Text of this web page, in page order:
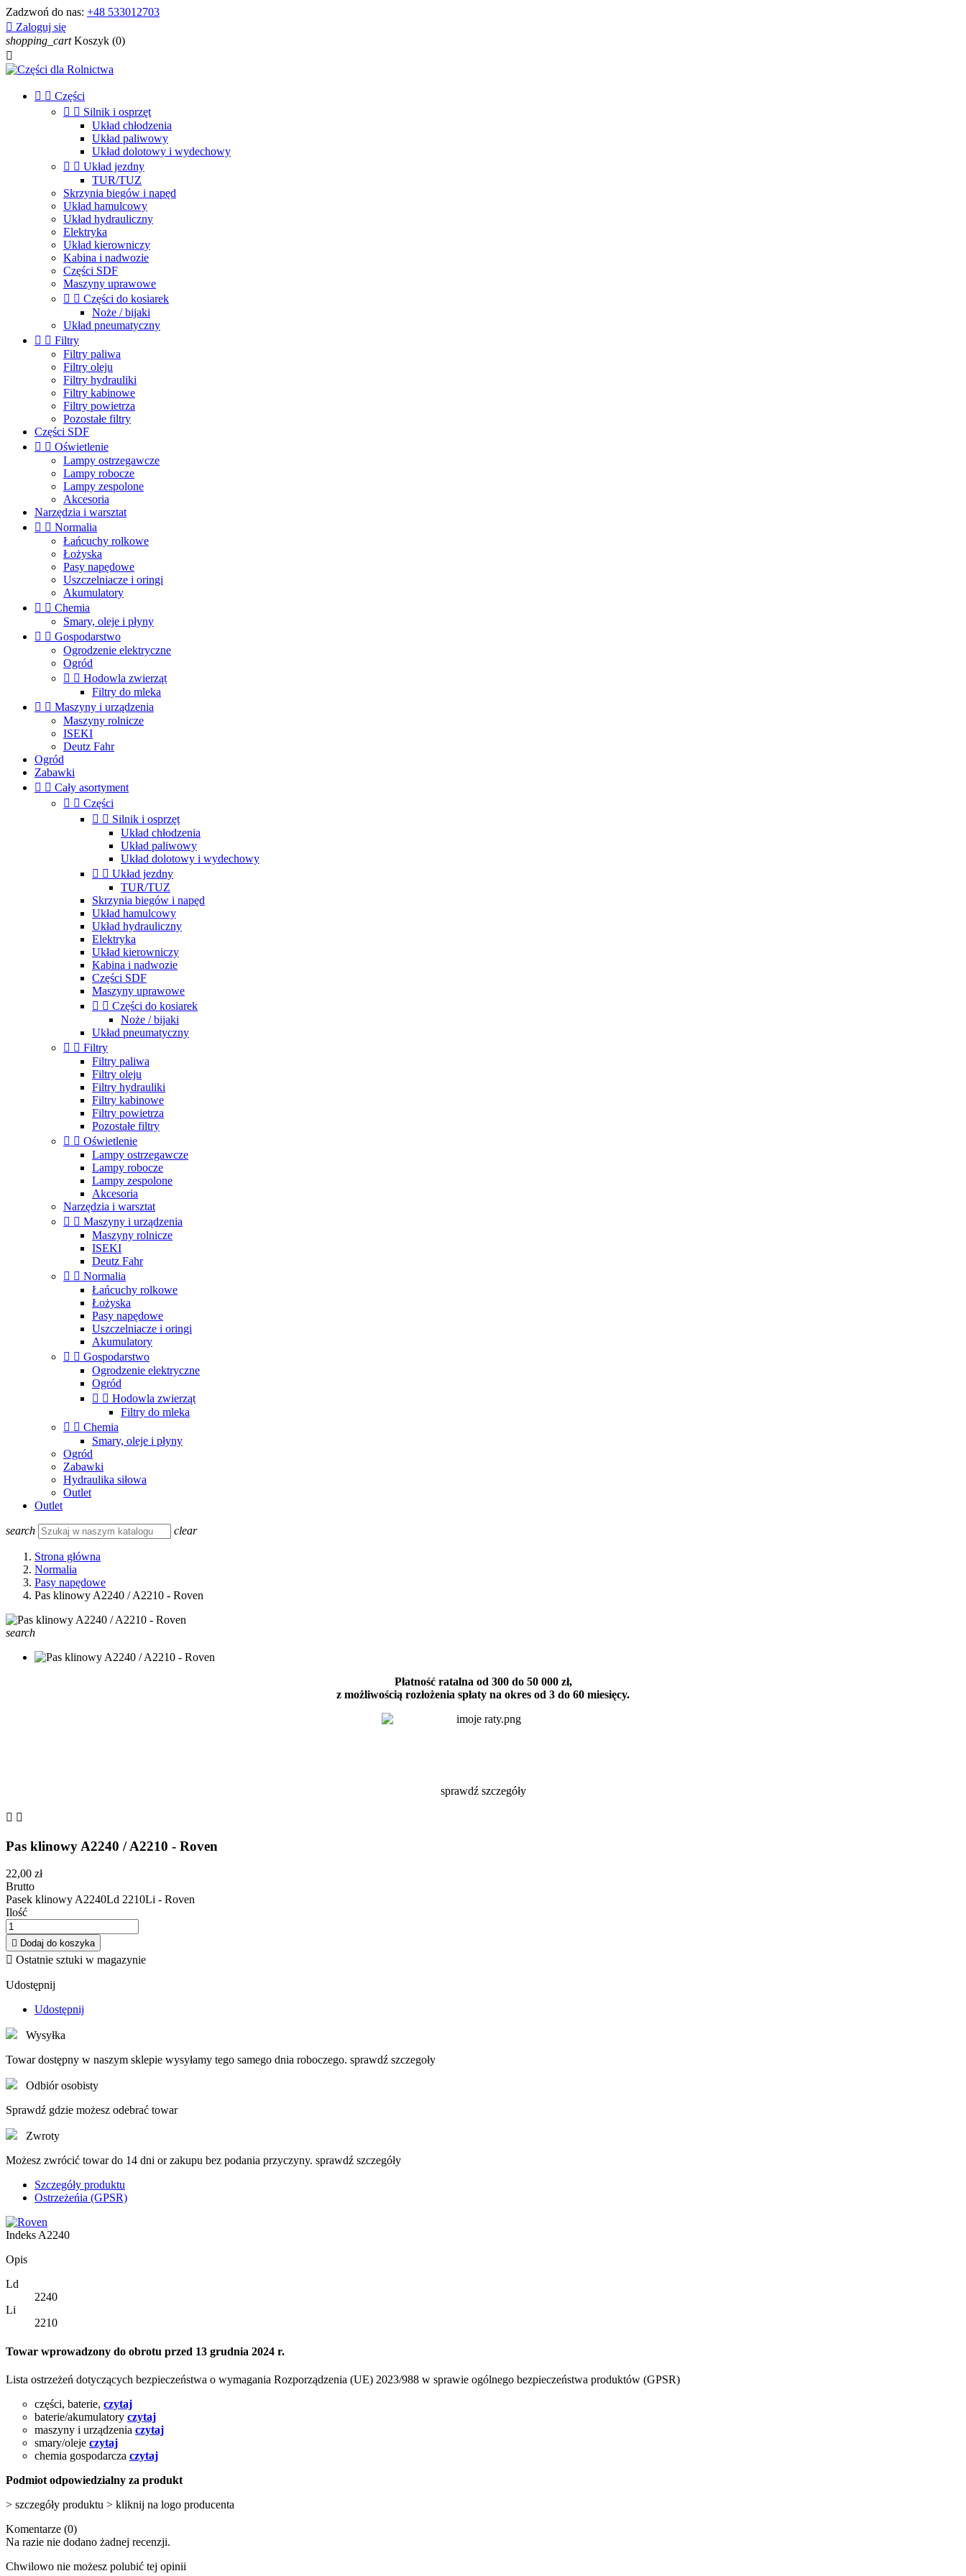
Zadzwoń do nas: +48 533012703
 Zaloguj się
shopping_cart Koszyk (0)

  Części
  Silnik i osprzęt
Układ chłodzenia
Układ paliwowy
Układ dolotowy i wydechowy
  Układ jezdny
TUR/TUZ
Skrzynia biegów i napęd
Układ hamulcowy
Układ hydrauliczny
Elektryka
Układ kierowniczy
Kabina i nadwozie
Części SDF
Maszyny uprawowe
  Części do kosiarek
Noże / bijaki
Układ pneumatyczny
  Filtry
Filtry paliwa
Filtry oleju
Filtry hydrauliki
Filtry kabinowe
Filtry powietrza
Pozostałe filtry
Części SDF
  Oświetlenie
Lampy ostrzegawcze
Lampy robocze
Lampy zespolone
Akcesoria
Narzędzia i warsztat
  Normalia
Łańcuchy rolkowe
Łożyska
Pasy napędowe
Uszczelniacze i oringi
Akumulatory
  Chemia
Smary, oleje i płyny
  Gospodarstwo
Ogrodzenie elektryczne
Ogród
  Hodowla zwierząt
Filtry do mleka
  Maszyny i urządzenia
Maszyny rolnicze
ISEKI
Deutz Fahr
Ogród
Zabawki
  Cały asortyment
  Części
  Silnik i osprzęt
Układ chłodzenia
Układ paliwowy
Układ dolotowy i wydechowy
  Układ jezdny
TUR/TUZ
Skrzynia biegów i napęd
Układ hamulcowy
Układ hydrauliczny
Elektryka
Układ kierowniczy
Kabina i nadwozie
Części SDF
Maszyny uprawowe
  Części do kosiarek
Noże / bijaki
Układ pneumatyczny
  Filtry
Filtry paliwa
Filtry oleju
Filtry hydrauliki
Filtry kabinowe
Filtry powietrza
Pozostałe filtry
  Oświetlenie
Lampy ostrzegawcze
Lampy robocze
Lampy zespolone
Akcesoria
Narzędzia i warsztat
  Maszyny i urządzenia
Maszyny rolnicze
ISEKI
Deutz Fahr
  Normalia
Łańcuchy rolkowe
Łożyska
Pasy napędowe
Uszczelniacze i oringi
Akumulatory
  Gospodarstwo
Ogrodzenie elektryczne
Ogród
  Hodowla zwierząt
Filtry do mleka
  Chemia
Smary, oleje i płyny
Ogród
Zabawki
Hydraulika siłowa
Outlet
Outlet
search clear
Strona główna
Normalia
Pasy napędowe
Pas klinowy A2240 / A2210 - Roven
search
Płatność ratalna od 300 do 50 000 zł,
z możliwością rozłożenia spłaty na okres od 3 do 60 miesięcy.
sprawdź szczegóły
 
Pas klinowy A2240 / A2210 - Roven
22,00 zł
Brutto
Pasek klinowy A2240Ld 2210Li - Roven
Ilość
 Dodaj do koszyka
 Ostatnie sztuki w magazynie
Udostępnij
Udostępnij
Wysyłka
Towar dostępny w naszym sklepie wysyłamy tego samego dnia roboczego. sprawdź szczegoły
Odbiór osobisty
Sprawdź gdzie możesz odebrać towar
Zwroty
Możesz zwrócić towar do 14 dni or zakupu bez podania przyczyny. sprawdź szczegóły
Szczegóły produktu
Ostrzeżeńia (GPSR)
IndeksA2240
Opis
Ld
2240
Li
2210
Towar wprowadzony do obrotu przed 13 grudnia 2024 r.
Lista ostrzeżeń dotyczących bezpieczeństwa o wymagania Rozporządzenia (UE) 2023/988 w sprawie ogólnego bezpieczeństwa produktów (GPSR)
części, baterie, czytaj
baterie/akumulatory czytaj
maszyny i urządzenia czytaj
smary/oleje czytaj
chemia gospodarcza czytaj
Podmiot odpowiedzialny za produkt
> szczegóły produktu > kliknij na logo producenta
Komentarze (0)
Na razie nie dodano żadnej recenzji.
Chwilowo nie możesz polubić tej opinii